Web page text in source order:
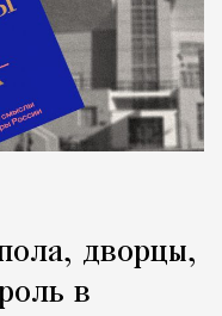
дворцы,
в